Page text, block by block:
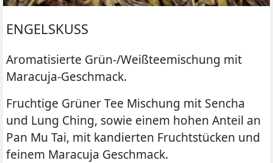
ENGELSKUSS
Aromatisierte Grün-/Weißteemischung mit
Maracuja-Geschmack.
Fruchtige Grüner Tee Mischung mit Sencha
und Lung Ching, sowie einem hohen Anteil an
Pan Mu Tai, mit kandierten Fruchtstücken und
feinem Maracuja Geschmack.